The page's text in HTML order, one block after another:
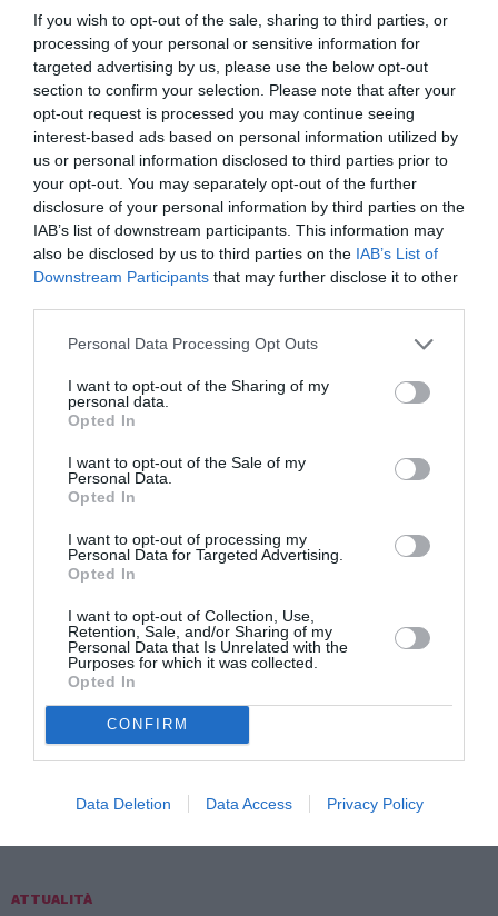
If you wish to opt-out of the sale, sharing to third parties, or
processing of your personal or sensitive information for
targeted advertising by us, please use the below opt-out
section to confirm your selection. Please note that after your
opt-out request is processed you may continue seeing
interest-based ads based on personal information utilized by
us or personal information disclosed to third parties prior to
your opt-out. You may separately opt-out of the further
disclosure of your personal information by third parties on the
IAB’s list of downstream participants. This information may
also be disclosed by us to third parties on the IAB’s List of
Downstream Participants that may further disclose it to other
Personal Data Processing Opt Outs
I want to opt-out of the Sharing of my
personal data.
Opted In
I want to opt-out of the Sale of my
Personal Data.
Opted In
I want to opt-out of processing my
Personal Data for Targeted Advertising.
Opted In
I want to opt-out of Collection, Use,
Retention, Sale, and/or Sharing of my
Personal Data that Is Unrelated with the
Purposes for which it was collected.
Opted In
CONFIRM
Data Deletion Data Access Privacy Policy
ATTUALITÀ
L’iniziativa. Genova, rifugiati riqualificheranno
tre cimiteri
7 Gennaio 2022, 16:42
ATTUALITÀ
doppio del 2020
5 Gennaio 2022, 12:26
Oltre 28mila migranti hanno attraverso la
Manica nel 2021, record storico
ATTUALITÀ